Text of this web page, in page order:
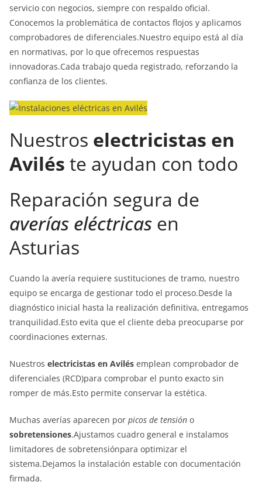
servicio con negocios, siempre con respaldo oficial.
Conocemos la problemática de contactos flojos y aplicamos
comprobadores de diferenciales.Nuestro equipo está al día
en normativas, por lo que ofrecemos respuestas
innovadoras.Cada trabajo queda registrado, reforzando la
confianza de los clientes.
Nuestros electricistas en
Avilés te ayudan con todo
Reparación segura de
averías eléctricas en
Asturias
Cuando la avería requiere sustituciones de tramo, nuestro
equipo se encarga de gestionar todo el proceso.Desde la
diagnóstico inicial hasta la realización definitiva, entregamos
tranquilidad.Esto evita que el cliente deba preocuparse por
coordinaciones externas.
Nuestros electricistas en Avilés emplean comprobador de
diferenciales (RCD)para comprobar el punto exacto sin
romper de más.Esto permite conservar la estética.
Muchas averías aparecen por picos de tensión o
sobretensiones.Ajustamos cuadro general e instalamos
limitadores de sobretensiónpara optimizar el
sistema.Dejamos la instalación estable con documentación
firmada.